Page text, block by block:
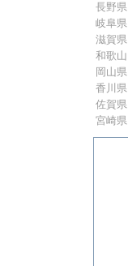
長野県
岐阜県
滋賀県
和歌山
岡山県
香川県
佐賀県
宮崎県